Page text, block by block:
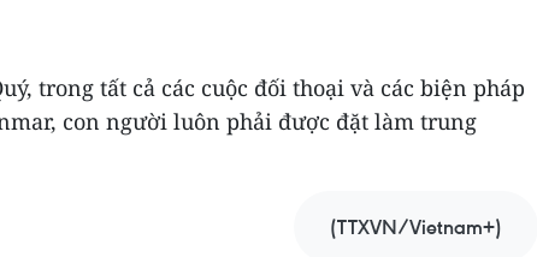
trong tất cả các cuộc đối thoại và các biện pháp
con người luôn phải được đặt làm trung
(TTXVN/Vietnam+)